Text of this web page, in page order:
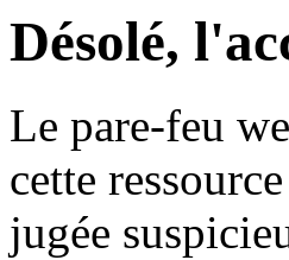
Désolé,
Le pare-feu
cette
jugée